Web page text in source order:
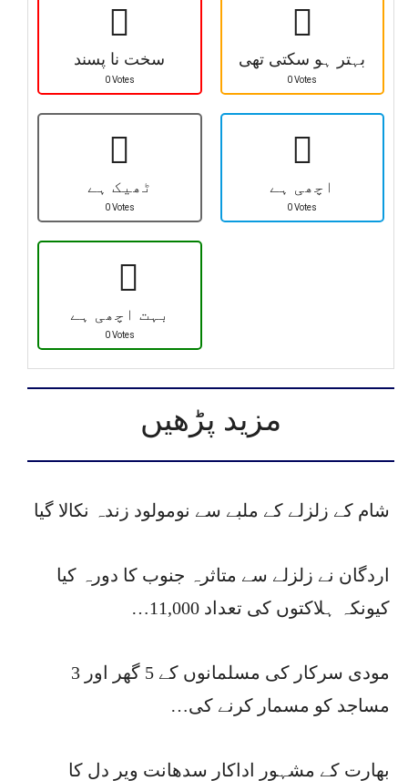
سخت نا پسند
0 Votes
بہتر ہو سکتی تھی
0 Votes
ٹھیک ہے
0 Votes
اچھی ہے
0 Votes
بہت اچھی ہے
0 Votes
مزید پڑھیں
شام کے زلزلے کے ملبے سے نومولود زندہ نکالا گیا
اردگان نے زلزلے سے متاثرہ جنوب کا دورہ کیا
کیونکہ ہلاکتوں کی تعداد 11,000…
مودی سرکار کی مسلمانوں کے 5 گھر اور 3
مساجد کو مسمار کرنے کی…
بھارت کے مشہور اداکار سدھانت ویر دل کا